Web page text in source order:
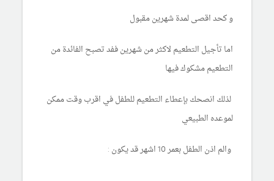
و كحد اقصى لمدة شهرين مقبول
اما تأجيل التطعيم لاكثر من شهرين ففد تصبح الفائدة من
التطعيم مشكوك فيها
لذلك انصحك بإعطاء التطعيم للطفل في اقرب وقت ممكن
لموعده الطبيعي
والم اذن الطفل بعمر 10 اشهر قد يكون :